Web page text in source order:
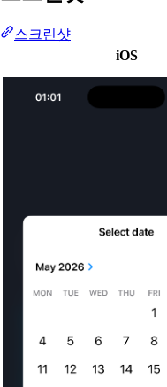
스크린샷
iOS